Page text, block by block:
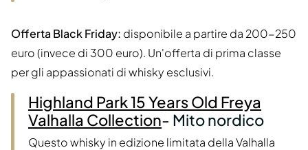
Offerta Black Friday: disponibile a partire da 200-250
euro (invece di 300 euro). Un'offerta di prima classe
per gli appassionati di whisky esclusivi.
Highland Park 15 Years Old Freya
Valhalla Collection- Mito nordico
Questo whisky in edizione limitata della Valhalla